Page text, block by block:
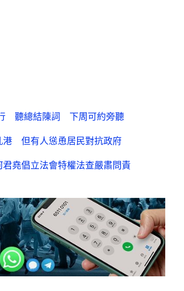
行 聽總結陳詞 下周可約旁聽
港 但有人慫恿居民對抗政府
堯倡立法會特權法查嚴肅問責